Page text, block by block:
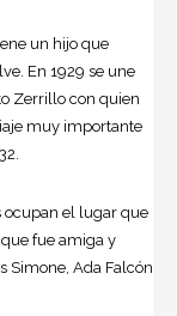
un hijo que
En 1929 se une
Zerrillo con quien
muy importante
ocupan el lugar que
fue amiga y
Simone, Ada Falcón